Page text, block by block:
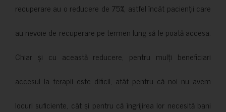
recuperare au o reducere de 75%, astfel încât pacienții care
au nevoie de recuperare pe termen lung să le poată accesa.
Chiar și cu această reducere, pentru mulți beneficiari
accesul la terapii este dificil, atât pentru că noi nu avem
locuri suficiente, cât și pentru că îngrijirea lor necesită bani